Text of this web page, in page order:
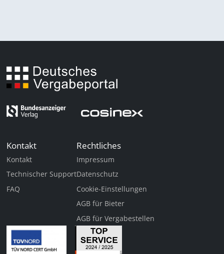
Kontakt
Kontakt
Technischer Support
FAQ
Rechtliches
Impressum
Datenschutz
Cookie-Einstellungen
AGB für Bieter
AGB für Vergabestellen